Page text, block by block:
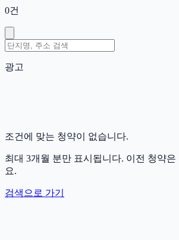
0건
광고
조건에 맞는 청약이 없습니다.
최대 3개월 분만 표시됩니다. 이전 청약은
요.
검색으로 가기